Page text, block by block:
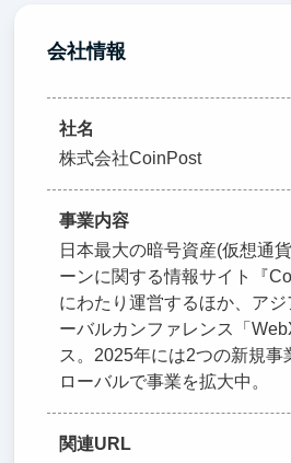
会社情報
社名
株式会社CoinPost
事業内容
日本最大の暗号資産(仮想通
ーンに関する情報サイト『
にわたり運営するほか、ア
ーバルカンファレンス「
ス。2025年には2つの新規事
ローバルで事業を拡大中。
関連URL